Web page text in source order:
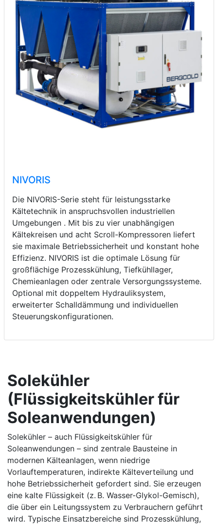
NIVORIS
Die NIVORIS-Serie steht für leistungsstarke
Kältetechnik in anspruchsvollen industriellen
Umgebungen . Mit bis zu vier unabhängigen
Kältekreisen und acht Scroll-Kompressoren liefert
sie maximale Betriebssicherheit und konstant hohe
Effizienz. NIVORIS ist die optimale Lösung für
großflächige Prozesskühlung, Tiefkühllager,
Chemieanlagen oder zentrale Versorgungssysteme.
Optional mit doppeltem Hydrauliksystem,
erweiterter Schalldämmung und individuellen
Steuerungskonfigurationen.
Solekühler
(Flüssigkeitskühler für
Soleanwendungen)
Solekühler – auch Flüssigkeitskühler für
Soleanwendungen – sind zentrale Bausteine in
modernen Kälteanlagen, wenn niedrige
Vorlauftemperaturen, indirekte Kälteverteilung und
hohe Betriebssicherheit gefordert sind. Sie erzeugen
eine kalte Flüssigkeit (z. B. Wasser-Glykol-Gemisch),
die über ein Leitungssystem zu Verbrauchern geführt
wird. Typische Einsatzbereiche sind Prozesskühlung,